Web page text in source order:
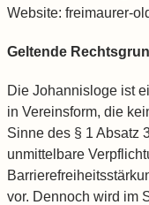
Website: freimaurer-
Geltende
Die Johannisloge ist
in Vereinsform, die
Sinne des § 1 Absatz
unmittelbare
vor. Dennoch wird im